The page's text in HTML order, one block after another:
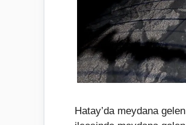
Hatay’da meydana